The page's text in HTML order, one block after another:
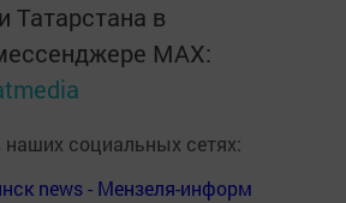
Татарстана в
MАХ:
наших социальных сетях:
news - Мензеля-информ